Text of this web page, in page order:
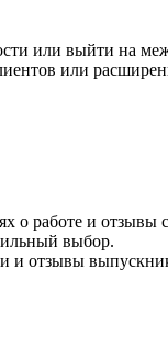
или выйти на
или
о работе и отзывы
выбор.
и отзывы